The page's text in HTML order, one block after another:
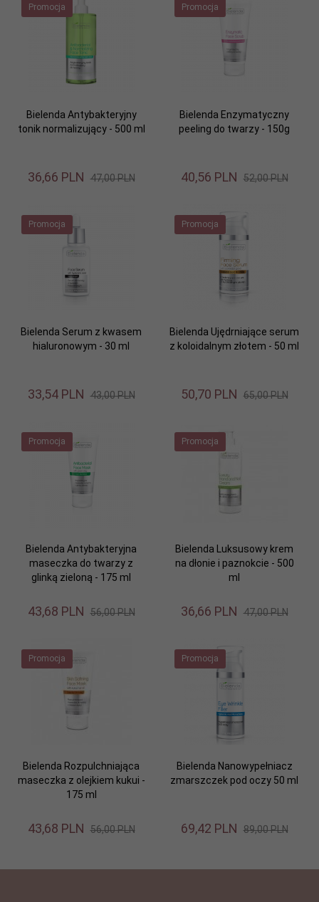
Promocja
Bielenda Antybakteryjny
tonik normalizujący - 500 ml
36,66 PLN 47,00 PLN
Promocja
Bielenda Enzymatyczny
peeling do twarzy - 150g
40,56 PLN 52,00 PLN
Promocja
Bielenda Serum z kwasem
hialuronowym - 30 ml
33,54 PLN 43,00 PLN
Promocja
Bielenda Ujędrniające serum
z koloidalnym złotem - 50 ml
50,70 PLN 65,00 PLN
Promocja
Bielenda Antybakteryjna
maseczka do twarzy z
glinką zieloną - 175 ml
43,68 PLN 56,00 PLN
Promocja
Bielenda Luksusowy krem
na dłonie i paznokcie - 500
ml
36,66 PLN 47,00 PLN
Promocja
Bielenda Rozpulchniająca
maseczka z olejkiem kukui -
175 ml
43,68 PLN 56,00 PLN
Promocja
Bielenda Nanowypełniacz
zmarszczek pod oczy 50 ml
69,42 PLN 89,00 PLN